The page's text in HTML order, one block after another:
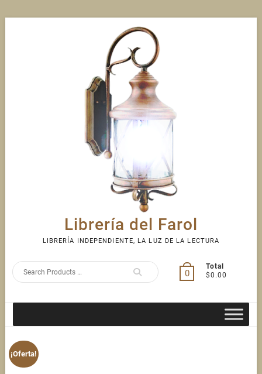
Librería del Farol
LIBRERÍA INDEPENDIENTE, LA LUZ DE LA LECTURA
Search
0
Total
$0.00
¡Oferta!